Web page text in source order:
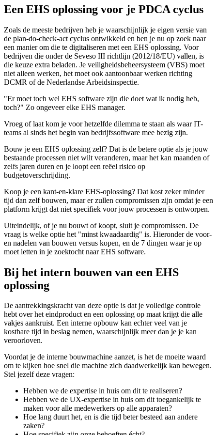
Een EHS oplossing voor je PDCA cyclus
Zoals de meeste bedrijven heb je waarschijnlijk je eigen versie van
de plan-do-check-act cyclus ontwikkeld en ben je nu op zoek naar
een manier om die te digitaliseren met een EHS oplossing. Voor
bedrijven die onder de Seveso III richtlijn (2012/18/EU) vallen, is
die keuze extra beladen. Je veiligheidsbeheersysteem (VBS) moet
niet alleen werken, het moet ook aantoonbaar werken richting
DCMR of de Nederlandse Arbeidsinspectie.
"Er moet toch wel EHS software zijn die doet wat ik nodig heb,
toch?" Zo ongeveer elke EHS manager.
Vroeg of laat kom je voor hetzelfde dilemma te staan als waar IT-
teams al sinds het begin van bedrijfssoftware mee bezig zijn.
Bouw je een EHS oplossing zelf? Dat is de betere optie als je jouw
bestaande processen niet wilt veranderen, maar het kan maanden of
zelfs jaren duren en je loopt een reëel risico op
budgetoverschrijding.
Koop je een kant-en-klare EHS-oplossing? Dat kost zeker minder
tijd dan zelf bouwen, maar er zullen compromissen zijn omdat je een
platform krijgt dat niet specifiek voor jouw processen is ontworpen.
Uiteindelijk, of je nu bouwt of koopt, sluit je compromissen. De
vraag is welke optie het "minst kwaadaardig" is. Hieronder de voor-
en nadelen van bouwen versus kopen, en de 7 dingen waar je op
moet letten in je zoektocht naar EHS software.
Bij het intern bouwen van een EHS
oplossing
De aantrekkingskracht van deze optie is dat je volledige controle
hebt over het eindproduct en een oplossing op maat krijgt die alle
vakjes aankruist. Een interne opbouw kan echter veel van je
kostbare tijd in beslag nemen, waarschijnlijk meer dan je je kan
veroorloven.
Voordat je de interne bouwmachine aanzet, is het de moeite waard
om te kijken hoe snel die machine zich daadwerkelijk kan bewegen.
Stel jezelf deze vragen:
Hebben we de expertise in huis om dit te realiseren?
Hebben we de UX-expertise in huis om dit toegankelijk te
maken voor alle medewerkers op alle apparaten?
Hoe lang duurt het, en is die tijd beter besteed aan andere
zaken?